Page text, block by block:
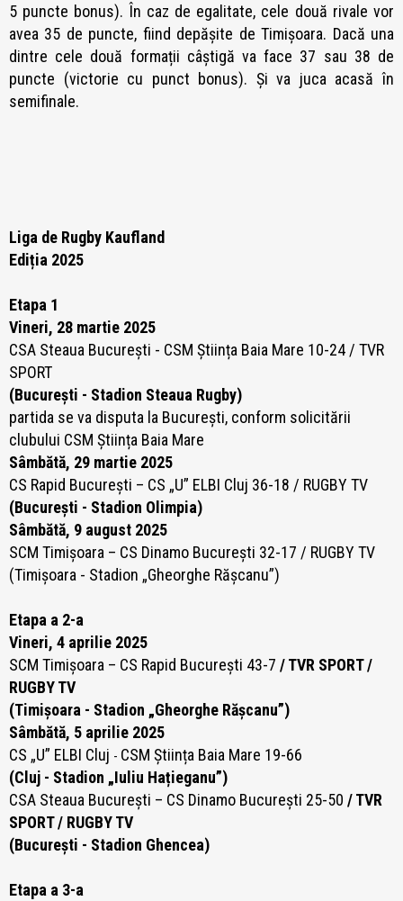
5 puncte bonus). În caz de egalitate, cele două rivale vor
avea 35 de puncte, fiind depășite de Timișoara. Dacă una
dintre cele două formații câștigă va face 37 sau 38 de
puncte (victorie cu punct bonus). Și va juca acasă în
semifinale.
Liga de Rugby Kaufland
Ediția 2025
Etapa 1
Vineri, 28 martie 2025
CSA Steaua București - CSM Știința Baia Mare 10-24 / TVR
SPORT
(București - Stadion Steaua Rugby)
partida se va disputa la București, conform solicitării
clubului CSM Știința Baia Mare
Sâmbătă, 29 martie 2025
CS Rapid București – CS „U” ELBI Cluj 36-18 / RUGBY TV
(București - Stadion Olimpia)
Sâmbătă, 9 august 2025
SCM Timișoara – CS Dinamo București 32-17 / RUGBY TV
(Timișoara - Stadion „Gheorghe Rășcanu”)
Etapa a 2-a
Vineri, 4 aprilie 2025
SCM Timișoara – CS Rapid București 43-7 / TVR SPORT /
RUGBY TV
(Timișoara - Stadion „Gheorghe Rășcanu”)
Sâmbătă, 5 aprilie 2025
CS „U” ELBI Cluj - CSM Știința Baia Mare 19-66
(Cluj - Stadion „Iuliu Hațieganu”)
CSA Steaua București – CS Dinamo București 25-50 / TVR
SPORT / RUGBY TV
(București - Stadion Ghencea)
Etapa a 3-a